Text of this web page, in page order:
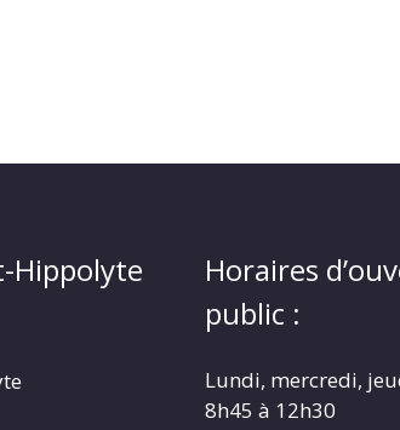
Hippolyte
Horaires
public :
Lundi, mercredi,
8h45 à 12h30